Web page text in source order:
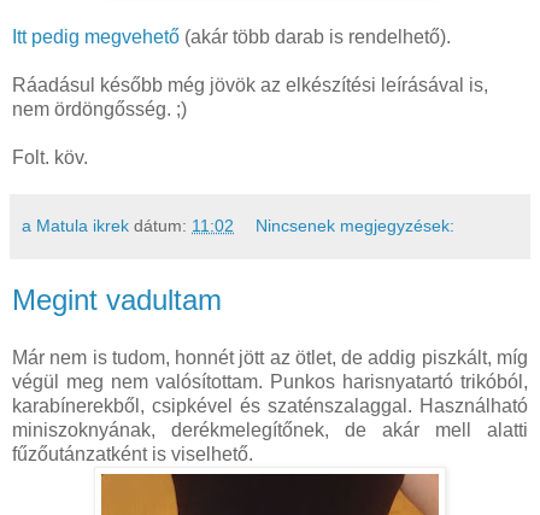
Itt pedig megvehető (akár több darab is rendelhető).
Ráadásul később még jövök az elkészítési leírásával is,
nem ördöngősség. ;)
Folt. köv.
a Matula ikrek dátum: 11:02 Nincsenek megjegyzések:
Megint vadultam
Már nem is tudom, honnét jött az ötlet, de addig piszkált, míg
végül meg nem valósítottam. Punkos harisnyatartó trikóból,
karabínerekből, csipkével és szaténszalaggal. Használható
miniszoknyának, derékmelegítőnek, de akár mell alatti
fűzőutánzatként is viselhető.